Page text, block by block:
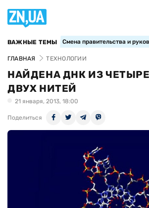
ВАЖНЫЕ ТЕМЫ Смена правительства и
ГЛАВНАЯ ТЕХНОЛОГИИ
НАЙДЕНА ДНК ИЗ
ДВУХ НИТЕЙ
21 января, 2013, 18:00
Поделиться